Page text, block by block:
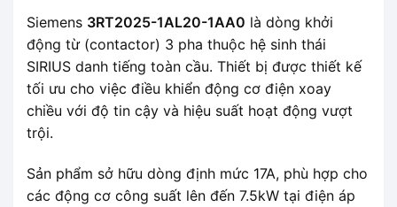
Siemens 3RT2025-1AL20-1AA0 là dòng khởi
động từ (contactor) 3 pha thuộc hệ sinh thái
SIRIUS danh tiếng toàn cầu. Thiết bị được thiết kế
tối ưu cho việc điều khiển động cơ điện xoay
chiều với độ tin cậy và hiệu suất hoạt động vượt
trội.
Sản phẩm sở hữu dòng định mức 17A, phù hợp cho
các động cơ công suất lên đến 7.5kW tại điện áp